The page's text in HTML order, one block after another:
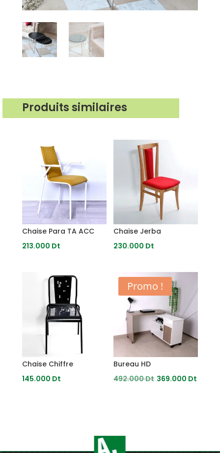
Produits similaires
Chaise Para TA ACC
213.000 Dt
Chaise Jerba
230.000 Dt
Chaise Chiffre
145.000 Dt
Promo !
Bureau HD
492.000Dt Le
369.000 Dt